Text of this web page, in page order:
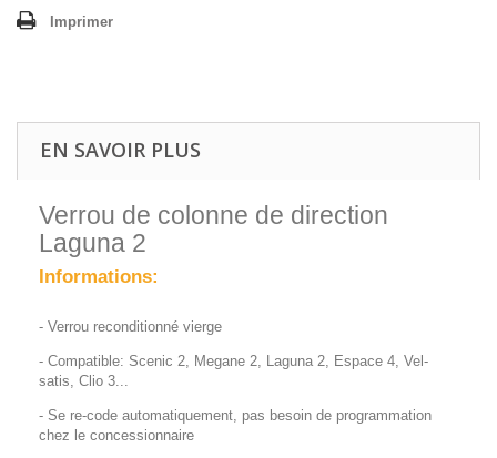
Imprimer
EN SAVOIR PLUS
Verrou de colonne de direction
Laguna 2
Informations:
- Verrou reconditionné vierge
- Compatible: Scenic 2, Megane 2, Laguna 2, Espace 4, Vel-
satis, Clio 3...
- Se re-code automatiquement, pas besoin de programmation
chez le concessionnaire